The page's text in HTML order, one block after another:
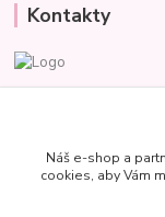
Kontakty
+421 907 977
Náš e-shop a
cookies, aby Vám